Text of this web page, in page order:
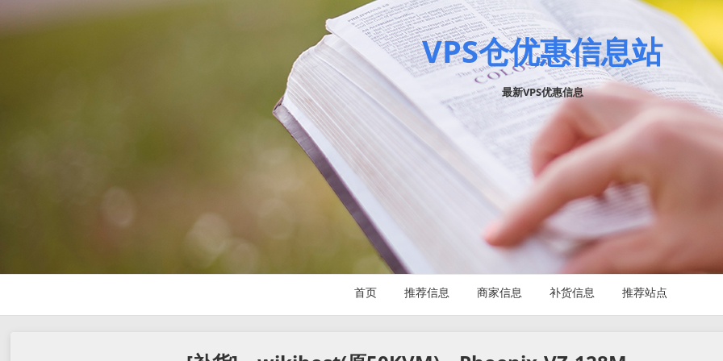
VPS仓优惠信息站
最新VPS优惠信息
首页 推荐信息 商家信息 补货信息 推荐站点